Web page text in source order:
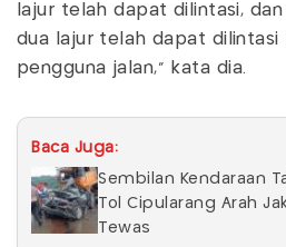
lajur telah dapat dilintasi, dan
dua lajur telah dapat dilintasi
pengguna jalan," kata dia.
Baca Juga:
Sembilan Kendaraan
Tol Cipularang Arah
Tewas